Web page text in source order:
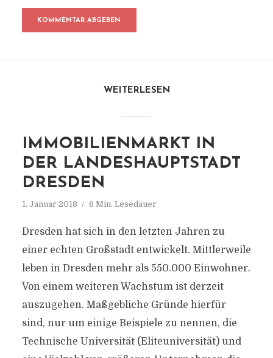
WEITERLESEN
IMMOBILIENMARKT IN
DER LANDESHAUPTSTADT
DRESDEN
1. Januar 2018 6 Min. Lesedauer
Dresden hat sich in den letzten Jahren zu
einer echten Großstadt entwickelt. Mittlerweile
leben in Dresden mehr als 550.000 Einwohner.
Von einem weiteren Wachstum ist derzeit
auszugehen. Maßgebliche Gründe hierfür
sind, nur um einige Beispiele zu nennen, die
Technische Universität (Eliteuniversität) und